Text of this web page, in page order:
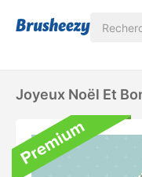
Joyeux Noël Et